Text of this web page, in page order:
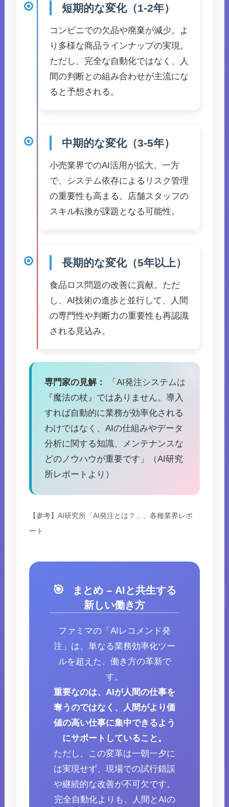
短期的な変化（1-2年）
コンビニでの欠品や廃棄が減少。よ
り多様な商品ラインナップの実現。
ただし、完全な自動化ではなく、人
間の判断との組み合わせが主流にな
ると予想される。
中期的な変化（3-5年）
小売業界でのAI活用が拡大。一方
で、システム依存によるリスク管理
の重要性も高まる。店舗スタッフの
スキル転換が課題となる可能性。
長期的な変化（5年以上）
食品ロス問題の改善に貢献。ただ
し、AI技術の進歩と並行して、人間
の専門性や判断力の重要性も再認識
される見込み。
専門家の見解：
「AI発注システムは
『魔法の杖』ではありません。導入
すれば自動的に業務が効率化される
わけではなく、AIの仕組みやデータ
分析に関する知識、メンテナンスな
どのノウハウが重要です」（AI研究
所レポートより）
【参考】AI研究所「AI発注とは？」、各種業界レポ
ート
🎯
まとめ – AIと共生する
新しい働き方
ファミマの「AIレコメンド発
注」は、単なる業務効率化ツー
ルを超えた、働き方の革新で
す。
重要なのは、AIが人間の仕事を
奪うのではなく、人間がより価
値の高い仕事に集中できるよう
にサポートしていること。
ただし、この変革は一朝一夕に
は実現せず、現場での試行錯誤
や継続的な改善が不可欠です。
完全自動化よりも、人間とAIの